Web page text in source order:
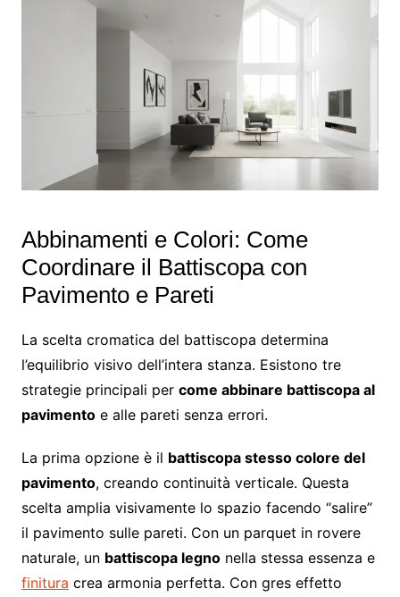
Abbinamenti e Colori: Come
Coordinare il Battiscopa con
Pavimento e Pareti
La scelta cromatica del battiscopa determina
l’equilibrio visivo dell’intera stanza. Esistono tre
strategie principali per come abbinare battiscopa al
pavimentoe alle pareti senza errori.
La prima opzione è il battiscopa stesso colore del
pavimento, creando continuità verticale. Questa
scelta amplia visivamente lo spazio facendo “salire”
il pavimento sulle pareti. Con un parquet in rovere
naturale, un battiscopa legnonella stessa essenza e
finitura crea armonia perfetta. Con gres effetto